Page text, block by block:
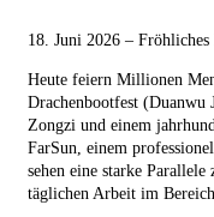
18. Juni 2026 –
Heute feiern Millionen
Drachenbootfest (Duanwu
Zongzi und einem
FarSun, einem
sehen eine starke
täglichen Arbeit im